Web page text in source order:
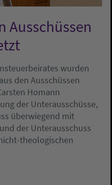
Ausschüssen
wurden
den Ausschüssen
Homann
der Unterausschüsse,
überwiegend mit
der Unterausschuss
theologischen